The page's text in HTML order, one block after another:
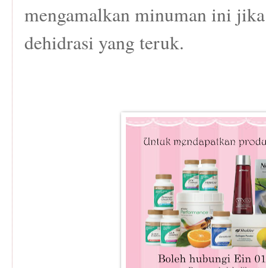
mengamalkan minuman ini
dehidrasi yang teruk.